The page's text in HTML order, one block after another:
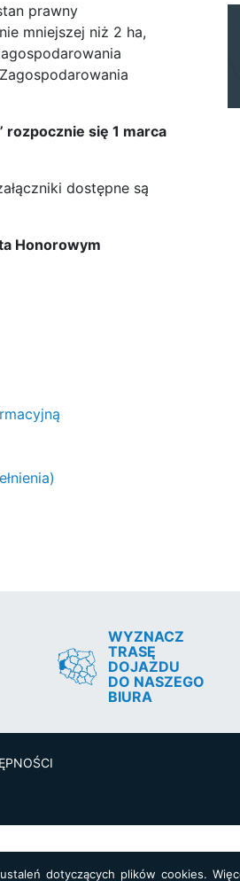
prawny
mniejszej niż 2 ha,
rozpocznie się 1 marca
dostępne są
Honorowym
WYZNACZ
TRASĘ
DOJAZDU
DO NASZEGO
BIURA
dotyczących plików cookies.